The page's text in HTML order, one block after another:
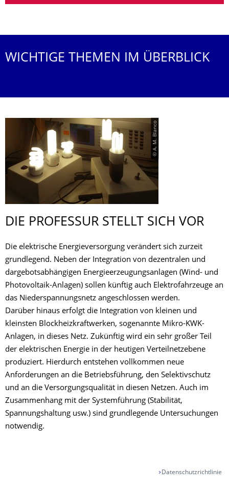
WICHTIGE THEMEN IM ÜBERBLICK
© A. M. Blanco
DIE PROFESSUR STELLT SICH VOR
Die elektrische Energieversorgung verändert sich zurzeit
grundlegend. Neben der Integration von dezentralen und
dargebotsabhängigen Energieerzeugungsanlagen (Wind- und
Photovoltaik-Anlagen) sollen künftig auch Elektrofahrzeuge an
das Niederspannungsnetz angeschlossen werden.
Darüber hinaus erfolgt die Integration von kleinen und
kleinsten Blockheizkraftwerken, sogenannte Mikro-KWK-
Anlagen, in dieses Netz. Zukünftig wird ein sehr großer Teil
der elektrischen Energie in der heutigen Verteilnetzebene
produziert. Hierdurch entstehen vollkommen neue
Anforderungen an die Betriebsführung, den Selektivschutz
und an die Versorgungsqualität in diesen Netzen. Auch im
Zusammenhang mit der Systemführung (Stabilität,
Spannungshaltung usw.) sind grundlegende Untersuchungen
notwendig.
Datenschutzrichtlinie